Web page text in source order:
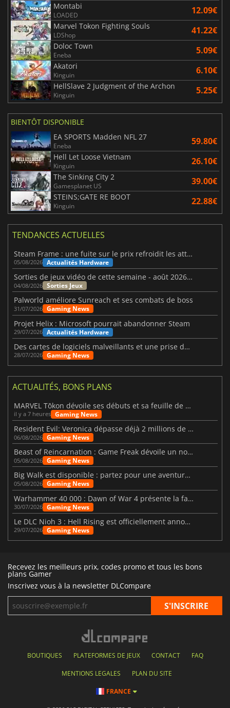
Montabi
LOADED 12.09€
Marvel Tokon Fighting Souls
LDShop 41.22€
Doloc Town
Eneba 5.09€
Akatori
Kinguin 6.10€
HellSlave 2 Judgment of the Archon
Kinguin 5.25€
BIENTÔT DISPONIBLE
EA SPORTS Madden NFL 27
Eneba 59.80€
Hell Let Loose Vietnam
Kinguin 26.10€
The Sinking City 2
Gamesplanet US 39.00€
STEINS;GATE RE BOOT
Kinguin 22.88€
TENDANCES ACTUELLES
Steam Frame : une fuite sur le prix refroidit les attentes VR
05/08/2026 Actualités Hardware
Sorties de jeux vidéo de cette semaine - août 2026 (semaine 32)
04/08/2026 Sorties Jeux
Palworld améliore Sunreach et ses combats de boss
31/07/2026 Gaming News
Projet Helix : Microsoft pourrait abandonner Steam
29/07/2026 Actualités Hardware
Des cartes de logiciels malveillants et une prise de contrôle de Discord ont touché Meccha Chameleon
28/07/2026 Gaming News
ACTUALITÉS, BONS PLANS
MARVEL Tōkon dévoile ses débuts et sa feuille de route
il y a 7 heures Gaming News
Resident Evil: Veronica dépasse déjà 2 millions de wishlists
06/08/2026 Gaming News
Beast of Reincarnation : Game Freak dévoile un nouveau pari
05/08/2026 Gaming News
Big Walk est disponible : partez pour une aventure entre amis
05/08/2026 Gaming News
Warhammer 40 000 : Dawn of War 4 présente la faction des Nécrons
30/07/2026 Gaming News
Le DLC Nioh 3 : Hell Rising est officiellement annoncé
29/07/2026 Gaming News
Recevez les meilleurs prix, codes promo et tous les bons
plans Gamer
Inscrivez vous à la newsletter DLCompare
BOUTIQUES PLATEFORMES DE JEUX CONTACT FAQ
MENTIONS LEGALES PLAN DU SITE
FRANCE